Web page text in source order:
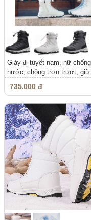
Giày đi tuyết nam, nữ chống
nước, chống trơn trượt, giữ
735.000 đ